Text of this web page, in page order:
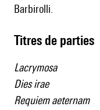
Barbirolli.
Titres de parties
Lacrymosa
Dies irae
Requiem aeternam